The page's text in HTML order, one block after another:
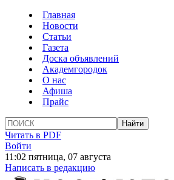
Главная
Новости
Статьи
Газета
Доска объявлений
Академгородок
О нас
Афиша
Прайс
Читать в PDF
Войти
11:02 пятница, 07 августа
Написать в редакцию